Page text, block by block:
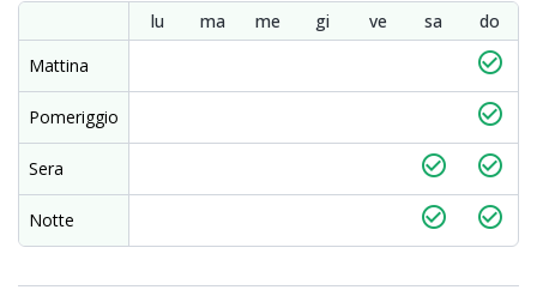
lu ma me gi ve sa
do
Mattina
check_circle_outline
Pomeriggio check_circle_outline
Sera check_circle_outline check_circle_outline
Notte check_circle_outline check_circle_outline